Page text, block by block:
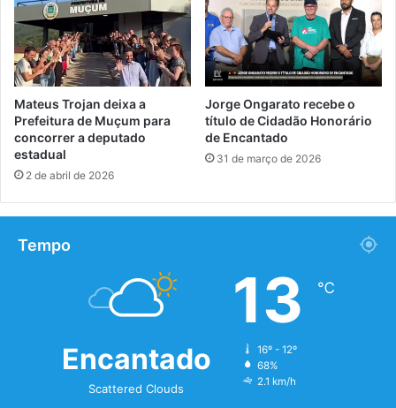
Mateus Trojan deixa a
Prefeitura de Muçum para
concorrer a deputado
estadual
2 de abril de 2026
Jorge Ongarato recebe o
título de Cidadão Honorário
de Encantado
31 de março de 2026
Tempo
Encantado
Scattered Clouds
13 ℃
16º - 12º
68%
2.1 km/h